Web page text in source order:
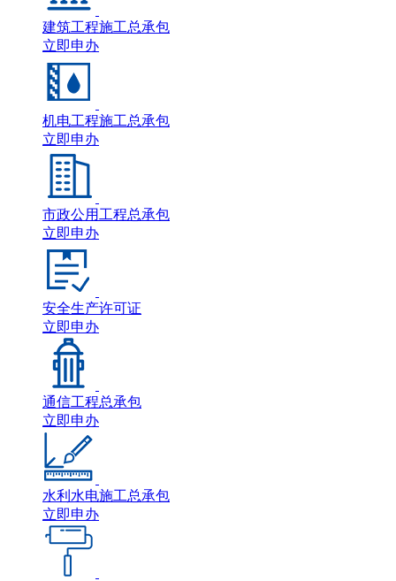
建筑工程施工总承包
立即申办
机电工程施工总承包
立即申办
市政公用工程总承包
立即申办
安全生产许可证
立即申办
通信工程总承包
立即申办
水利水电施工总承包
立即申办